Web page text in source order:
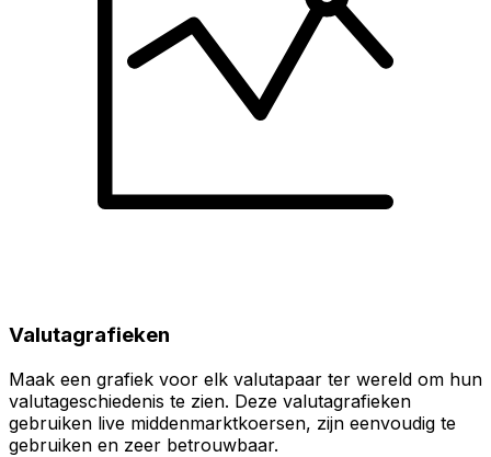
Valutagrafieken
Maak een grafiek voor elk valutapaar ter wereld om hun
valutageschiedenis te zien. Deze valutagrafieken
gebruiken live middenmarktkoersen, zijn eenvoudig te
gebruiken en zeer betrouwbaar.